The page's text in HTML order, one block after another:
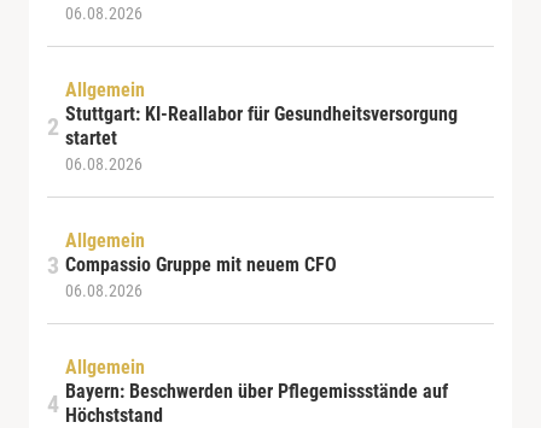
06.08.2026
Allgemein
Stuttgart: KI-Reallabor für Gesundheitsversorgung
startet
06.08.2026
Allgemein
Compassio Gruppe mit neuem CFO
06.08.2026
Allgemein
Bayern: Beschwerden über Pflegemissstände auf
Höchststand